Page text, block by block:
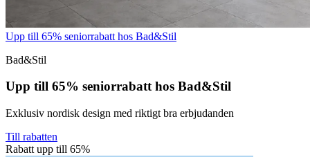
Upp till 65% seniorrabatt hos Bad&Stil
Bad&Stil
Upp till 65% seniorrabatt hos Bad&Stil
Exklusiv nordisk design med riktigt bra erbjudanden
Till rabatten
Rabatt upp till 65%